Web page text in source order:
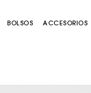
BOLSOS ACCESORIOS